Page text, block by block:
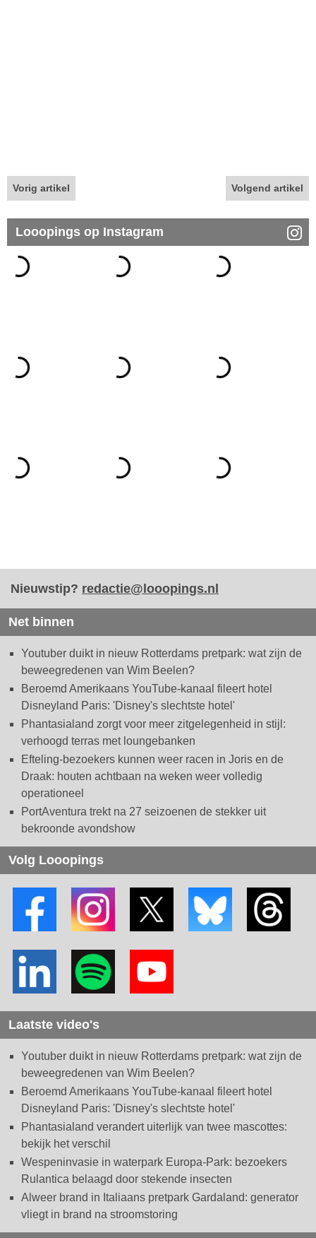
Vorig artikel Volgend artikel
Looopings op Instagram
Nieuwstip? redactie@looopings.nl
Net binnen
Youtuber duikt in nieuw Rotterdams pretpark: wat zijn de
beweegredenen van Wim Beelen?
Beroemd Amerikaans YouTube-kanaal fileert hotel
Disneyland Paris: 'Disney's slechtste hotel'
Phantasialand zorgt voor meer zitgelegenheid in stijl:
verhoogd terras met loungebanken
Efteling-bezoekers kunnen weer racen in Joris en de
Draak: houten achtbaan na weken weer volledig
operationeel
PortAventura trekt na 27 seizoenen de stekker uit
bekroonde avondshow
Volg Looopings
Laatste video's
Youtuber duikt in nieuw Rotterdams pretpark: wat zijn de
beweegredenen van Wim Beelen?
Beroemd Amerikaans YouTube-kanaal fileert hotel
Disneyland Paris: 'Disney's slechtste hotel'
Phantasialand verandert uiterlijk van twee mascottes:
bekijk het verschil
Wespeninvasie in waterpark Europa-Park: bezoekers
Rulantica belaagd door stekende insecten
Alweer brand in Italiaans pretpark Gardaland: generator
vliegt in brand na stroomstoring